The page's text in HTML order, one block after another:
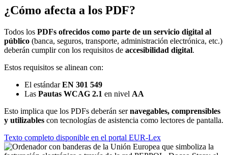
¿Cómo afecta a los PDF?
Todos los PDFs ofrecidos como parte de un servicio digital al
público (banca, seguros, transporte, administración electrónica, etc.)
deberán cumplir con los requisitos de accesibilidad digital.
Estos requisitos se alinean con:
El estándarEN 301 549
Las Pautas WCAG 2.1 en nivel AA
Esto implica que los PDFs deberán sernavegables, comprensibles
y utilizables con tecnologías de asistencia como lectores de pantalla.
Texto completo disponible en el portal EUR-Lex